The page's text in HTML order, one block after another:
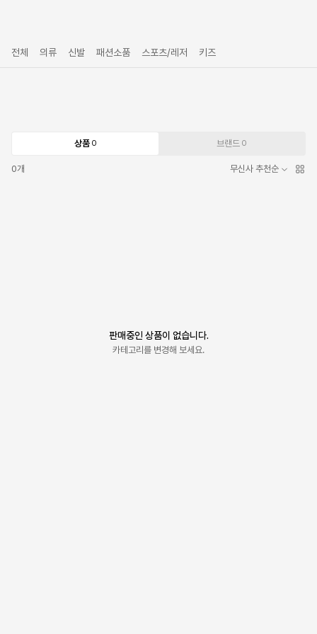
전체 의류 신발 패션소품 스포츠/레저 키즈
상품 0 브랜드 0
0개 무신사 추천순
판매중인 상품이 없습니다.
카테고리를 변경해 보세요.